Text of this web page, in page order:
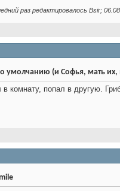
раз редактировалось Bsir;
(и Софья, мать их,
комнату, попал в другую.